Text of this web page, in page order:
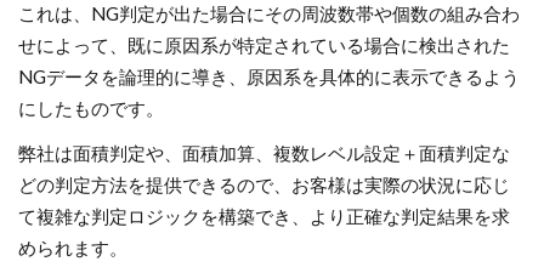
これは、NG判定が出た場合にその周波数帯や個数の組み合わ
せによって、既に原因系が特定されている場合に検出された
NGデータを論理的に導き、原因系を具体的に表示できるよう
にしたものです。
弊社は面積判定や、面積加算、複数レベル設定＋面積判定な
どの判定方法を提供できるので、お客様は実際の状況に応じ
て複雑な判定ロジックを構築でき、より正確な判定結果を求
められます。